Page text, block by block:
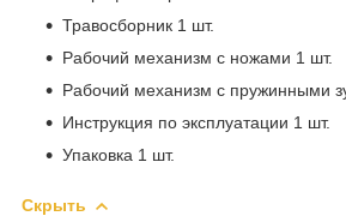
Травосборник 1 шт.
Рабочий механизм с ножами 1 шт.
Рабочий механизм с пружинными
Инструкция по эксплуатации 1 шт.
Упаковка 1 шт.
Скрыть